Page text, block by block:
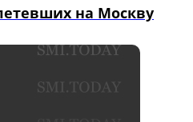
на Москву